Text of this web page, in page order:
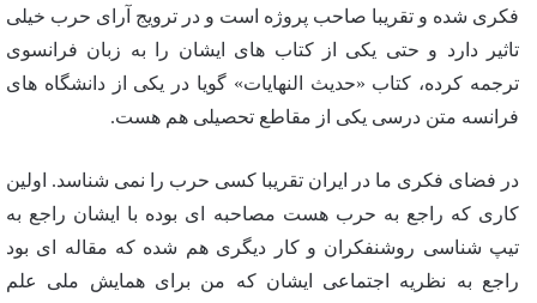
فکری شده و تقریبا صاحب پروژه است و در ترویج آرای حرب خیلی
تاثیر دارد و حتی یکی از کتاب های ایشان را به زبان فرانسوی
ترجمه کرده، کتاب «حدیث النهایات» گویا در یکی از دانشگاه های
فرانسه متن درسی یکی از مقاطع تحصیلی هم هست.
در فضای فکری ما در ایران تقریبا کسی حرب را نمی شناسد. اولین
کاری که راجع به حرب هست مصاحبه ای بوده با ایشان راجع به
تیپ شناسی روشنفکران و کار دیگری هم شده که مقاله ای بود
راجع به نظریه اجتماعی ایشان که من برای همایش ملی علم